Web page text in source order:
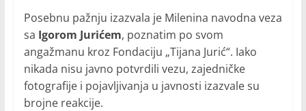
Posebnu pažnju izazvala je Milenina navodna veza
sa Igorom Jurićem, poznatim po svom
angažmanu kroz Fondaciju „Tijana Jurić“. Iako
nikada nisu javno potvrdili vezu, zajedničke
fotografije i pojavljivanja u javnosti izazvale su
brojne reakcije.